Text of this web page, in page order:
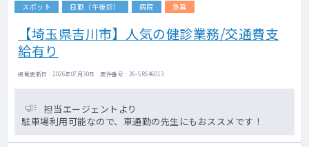
スポット 日勤（午後診） 病院 急募
【埼玉県吉川市】人気の健診業務/交通費支
給有り
掲載更新日 : 2026年07月30日 案件番号 : 26-SR646013
担当エージェントより
駐車場利用可能なので、車通勤の先生にもおススメです！